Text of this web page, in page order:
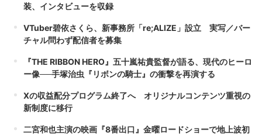
装、インタビューを収録
VTuber碧依さくら、新事務所「re;ALIZE」設立 実写／バー
チャル問わず配信者を募集
『THE RIBBON HERO』五十嵐祐貴監督が語る、現代のヒーロ
ー像──手塚治虫『リボンの騎士』の衝撃を再演する
Xの収益配分プログラム終了へ オリジナルコンテンツ重視の
新制度に移行
二宮和也主演の映画『8番出口』金曜ロードショーで地上波初